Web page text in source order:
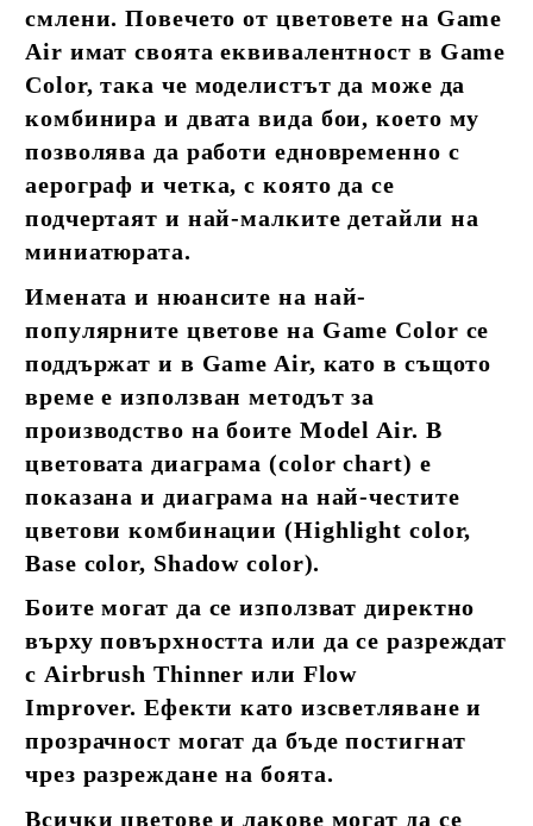
смлени. Повечето от цветовете на Game
Air имат своята еквивалентност в Game
Color, така че моделистът да може да
комбинира и двата вида бои, което му
позволява да работи едновременно с
аерограф и четка, с която да се
подчертаят и най-малките детайли на
миниатюрата.
Имената и нюансите на най-
популярните цветове на Game Color се
поддържат и в Game Air, като в същото
време е използван методът за
производство на боите Model Air. В
цветовата диаграма (color chart) е
показана и диаграма на най-честите
цветови комбинации (Highlight color,
Base color, Shadow color).
Боите могат да се използват директно
върху повърхността или да се разреждат
с Airbrush Thinner или Flow
Improver. Ефекти като изсветляване и
прозрачност могат да бъде постигнат
чрез разреждане на боята.
Всички цветове и лакове могат да се